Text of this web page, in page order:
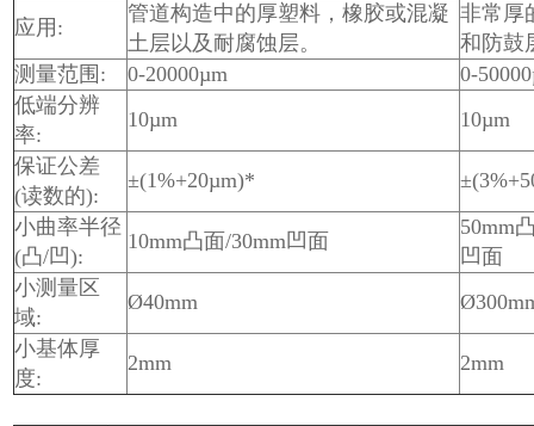
应用:
管道构造中的厚塑料，橡胶或混凝
土层以及耐腐蚀层。
非常厚
和防鼓
测量范围:
0-20000µm
0-
低端分辨
率:
10µm
10µm
保证公差
(读数的):
±(1%+20µm)*
小曲率半径
(凸/凹):
10mm凸面/30mm凹面
50mm
凹面
小测量区
域:
Ø40mm
小基体厚
度:
2mm 2mm